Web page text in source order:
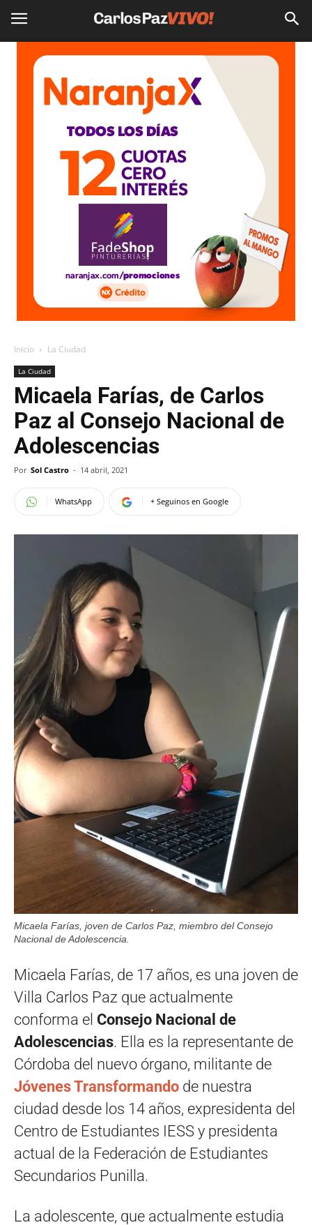
Inicio La Ciudad
La Ciudad
Micaela Farías, de Carlos
Paz al Consejo Nacional de
Adolescencias
Por Sol Castro - 14 abril, 2021
WhatsApp + Seguinos en Google
Micaela Farías, joven de Carlos Paz, miembro del Consejo
Nacional de Adolescencia.
Micaela Farías, de 17 años, es una joven de
Villa Carlos Paz que actualmente
conforma el Consejo Nacional de
Adolescencias. Ella es la representante de
Córdoba del nuevo órgano, militante de
Jóvenes Transformando de nuestra
ciudad desde los 14 años, expresidenta del
Centro de Estudiantes IESS y presidenta
actual de la Federación de Estudiantes
Secundarios Punilla.
La adolescente, que actualmente estudia